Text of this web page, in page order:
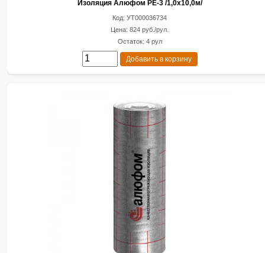
Изоляция Алюфом РЕ-3 /1,0х10,0м/
Код: УТ000036734
Цена: 824 руб./рул.
Остаток: 4 рул
Добавить в корзину